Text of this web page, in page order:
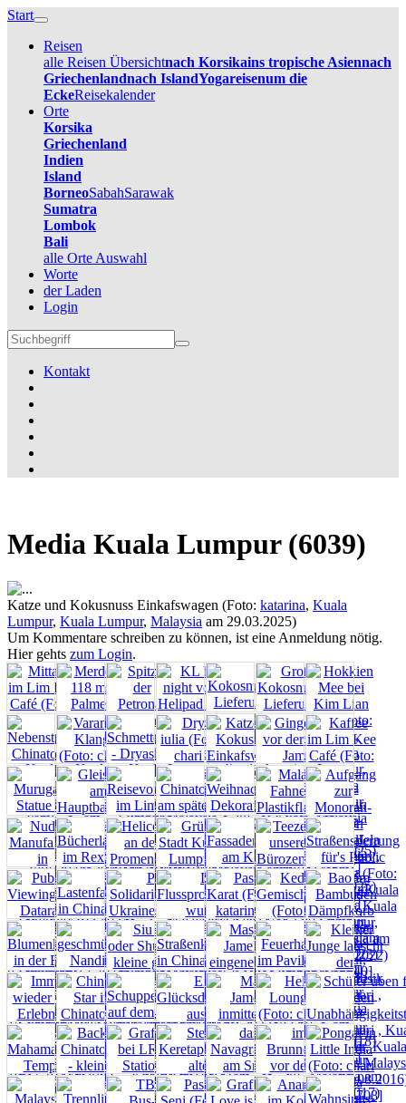
Start
Reisen
alle Reisen Übersichtnach Korsikains tropische Asiennach
Griechenlandnach IslandYogareisenum die
EckeReisekalender
Orte
Korsika
Griechenland
Indien
Island
BorneoSabahSarawak
Sumatra
Lombok
Bali
alle Orte Auswahl
Worte
der Laden
Login
Kontakt
Media Kuala Lumpur (6039)
Katze und Kokusnuss Einkafswagen (Foto: katarina, Kuala
Lumpur, Kuala Lumpur, Malaysia am 29.03.2025)
Um Kommentare schreiben zu können, ist eine Anmeldung nötig.
Hier gehts zum Login.